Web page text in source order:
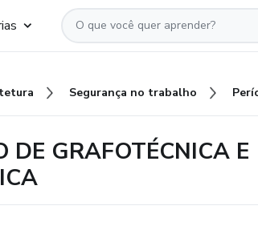
Segurança no trabalho
DE GRAFOTÉCNICA E